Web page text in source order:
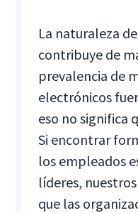
La naturaleza
contribuye de
prevalencia de
electrónicos
eso no significa
Si encontrar
los empleados
líderes,
que las